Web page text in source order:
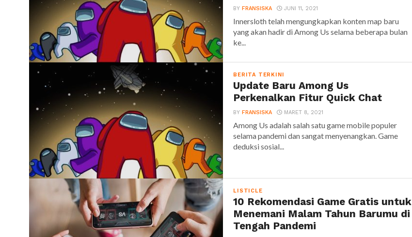
BYFRANSISKA JUNI 11, 2021
Innersloth telah mengungkapkan konten map baru
yang akan hadir di Among Us selama beberapa bulan
ke...
BERITA TERKINI
Update Baru Among Us
Perkenalkan Fitur Quick Chat
BYFRANSISKA MARET 8, 2021
Among Us adalah salah satu game mobile populer
selama pandemi dan sangat menyenangkan. Game
deduksi sosial...
LISTICLE
10 Rekomendasi Game Gratis untuk
Menemani Malam Tahun Barumu di
Tengah Pandemi